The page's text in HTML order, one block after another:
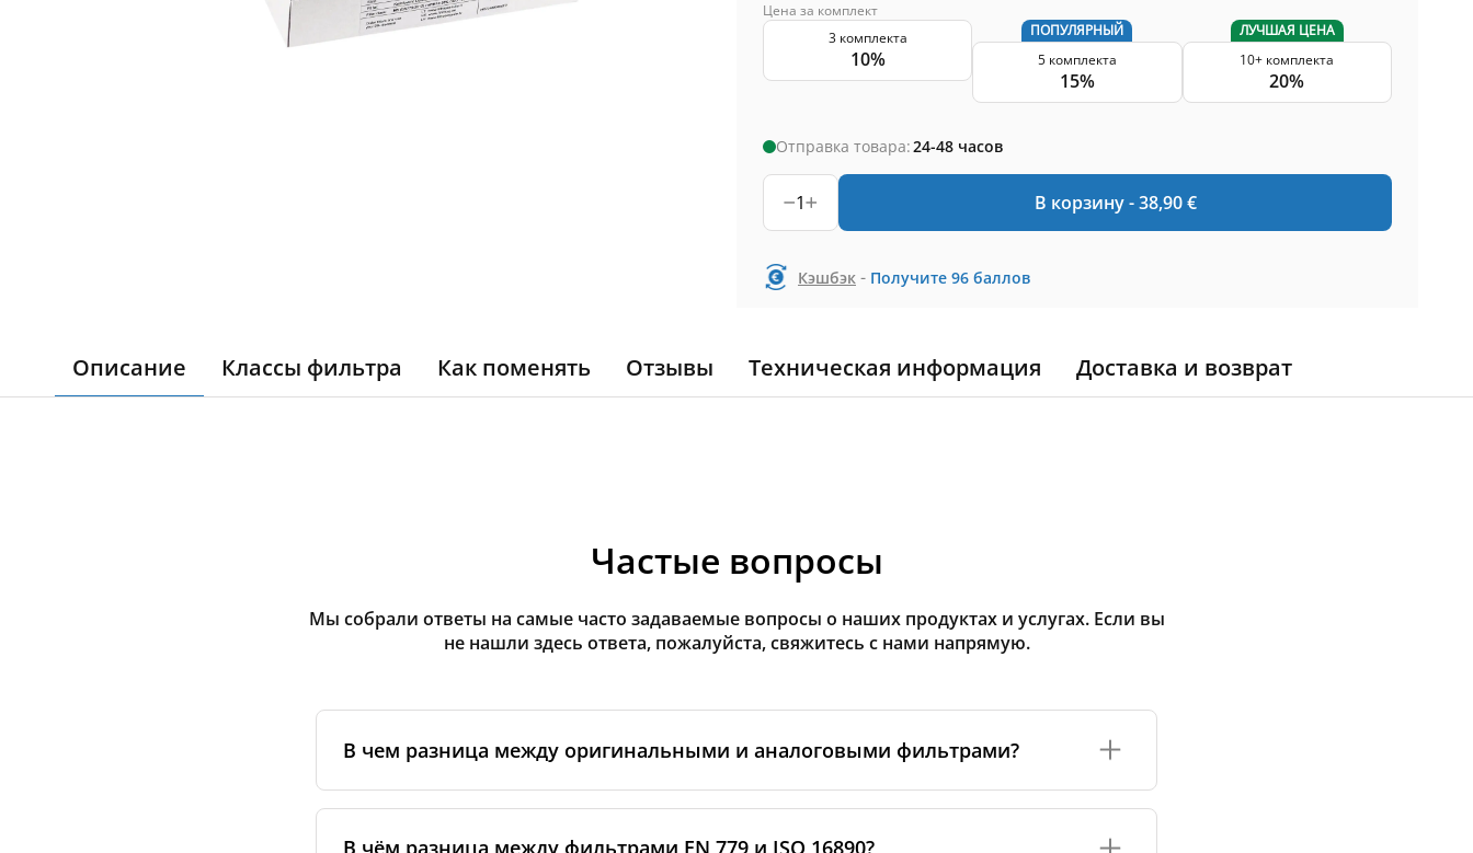
Цена за комплект
3 комплекта
10%
ПОПУЛЯРНЫЙ
5 комплекта
15%
ЛУЧШАЯ ЦЕНА
10+ комплекта
20%
Отправка товара:24-48 часов
1 В корзину -38,90 €
Кэшбэк - Получите 96 баллов
Описание Классы фильтра Как поменять Отзывы Техническая информация Доставка и возврат
Частые вопросы
Мы собрали ответы на самые часто задаваемые вопросы о наших продуктах и услугах. Если вы
не нашли здесь ответа, пожалуйста, свяжитесь с нами напрямую.
В чем разница между оригинальными и аналоговыми фильтрами?
сертифицированными производственными партнёрами. Такие фильтры соответствуют
В чём разница между фильтрами EN 779 и ISO 16890?